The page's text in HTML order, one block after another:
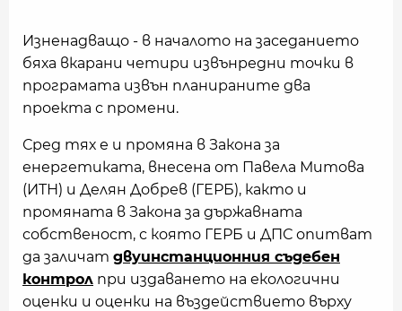
Изненадващо - в началото на заседанието
бяха вкарани четири извънредни точки в
програмата извън планираните два
проекта с промени.
Сред тях е и промяна в Закона за
енергетиката, внесена от Павела Митова
(ИТН) и Делян Добрев (ГЕРБ), както и
промяната в Закона за държавната
собственост, с която ГЕРБ и ДПС опитват
да заличат двуинстанционния съдебен
контрол при издаването на екологични
оценки и оценки на въздействието върху